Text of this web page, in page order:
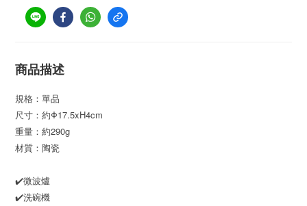
商品描述
規格：單品
尺寸：約Φ17.5xH4cm
重量：約290g
材質：陶瓷
✔️微波爐
✔️洗碗機